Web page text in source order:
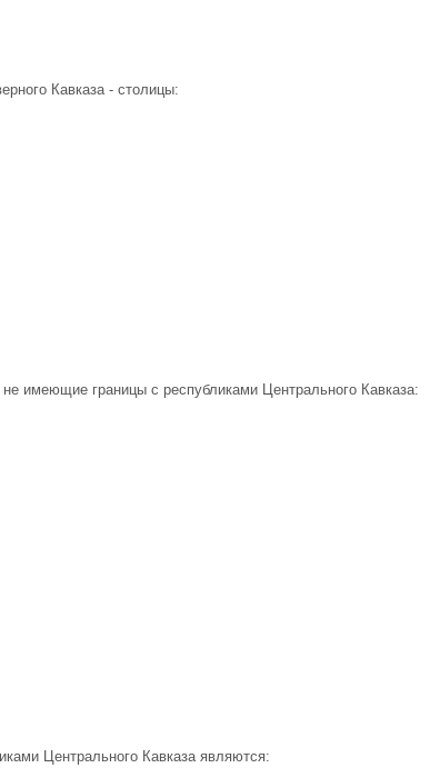
Кавказа - столицы:
имеющие границы с республиками Центрального Кавказа:
Центрального Кавказа являются: